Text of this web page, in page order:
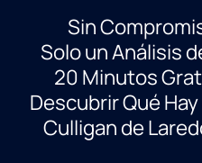
Sin
Solo un Análisis
20 Minutos
Descubrir Qué
Culligan de